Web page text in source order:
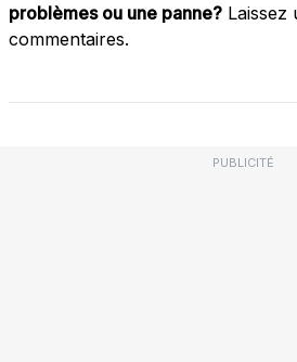
problèmes ou une panne? Laissez
commentaires.
PUBLICITÉ